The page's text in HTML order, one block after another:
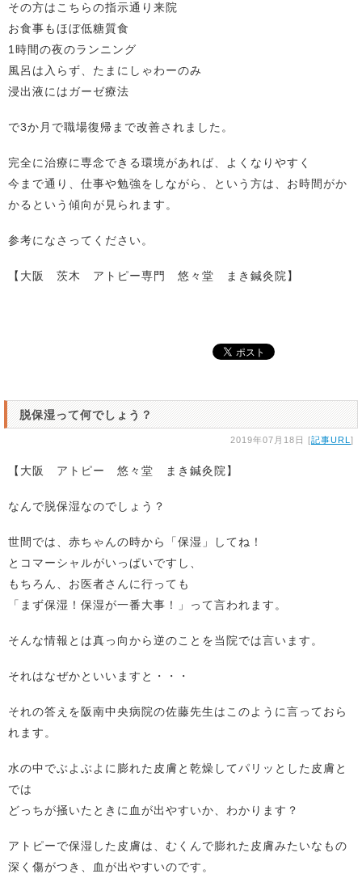
その方はこちらの指示通り来院
お食事もほぼ低糖質食
1時間の夜のランニング
風呂は入らず、たまにしゃわーのみ
浸出液にはガーゼ療法
で3か月で職場復帰まで改善されました。
完全に治療に専念できる環境があれば、よくなりやすく
今まで通り、仕事や勉強をしながら、という方は、お時間がか
かるという傾向が見られます。
参考になさってください。
【大阪 茨木 アトピー専門 悠々堂 まき鍼灸院】
脱保湿って何でしょう？
2019年07月18日 [記事URL ]
【大阪 アトピー 悠々堂 まき鍼灸院】
なんで脱保湿なのでしょう？
世間では、赤ちゃんの時から「保湿」してね！
とコマーシャルがいっぱいですし、
もちろん、お医者さんに行っても
「まず保湿！保湿が一番大事！」って言われます。
そんな情報とは真っ向から逆のことを当院では言います。
それはなぜかといいますと・・・
それの答えを阪南中央病院の佐藤先生はこのように言っておら
れます。
水の中でぶよぶよに膨れた皮膚と乾燥してパリッとした皮膚と
では
どっちが掻いたときに血が出やすいか、わかります？
アトピーで保湿した皮膚は、むくんで膨れた皮膚みたいなもの
深く傷がつき、血が出やすいのです。